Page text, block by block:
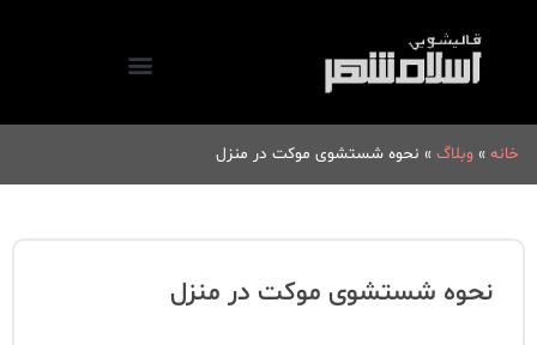
خانه » وبلاگ » نحوه شستشوی موکت در منزل
نحوه شستشوی موکت در منزل